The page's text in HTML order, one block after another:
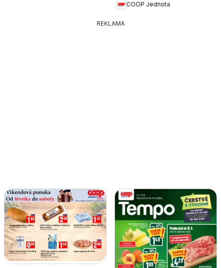
COOP Jednota
REKLAMA